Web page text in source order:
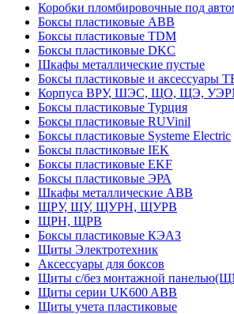
Коробки пломбировочные под
Боксы пластиковые ABB
Боксы пластиковые TDM
Боксы пластиковые DKC
Шкафы металлические пустые
Боксы пластиковые и аксессуары
Корпуса ВРУ, ШЭС, ЩО, ЩЭ,
Боксы пластиковые Турция
Боксы пластиковые RUVinil
Боксы пластиковые Systeme Electric
Боксы пластиковые IEK
Боксы пластиковые EKF
Боксы пластиковые ЭРА
Шкафы металлические ABB
ЩРУ, ЩУ, ЩУРН, ЩУРВ
ЩРН, ЩРВ
Боксы пластиковые КЭАЗ
Щиты Электротехник
Аксессуары для боксов
Щиты с/без монтажной
Щиты серии UK600 ABB
Щиты учета пластиковые